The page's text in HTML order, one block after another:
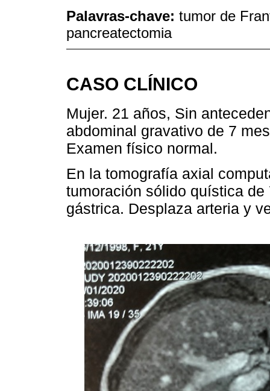
Palavras-chave: tumor de
pancreatectomia
CASO CLÍNICO
Mujer. 21 años, Sin
abdominal gravativo de 7
Examen físico normal.
En la tomografía axial
tumoración sólido quística
gástrica. Desplaza arteria y